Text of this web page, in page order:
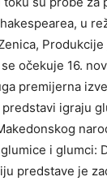
u
očekuje 16.
premijerna
igraju
i glumci:
predstave je